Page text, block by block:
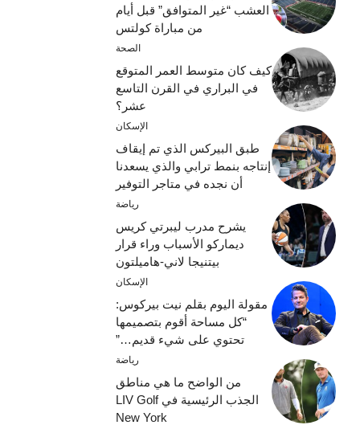
العشب “غير المتوافق” قبل أيام
من مباراة كولتس
الصحة
كيف كان متوسط ​​العمر المتوقع
في البراري في القرن التاسع
عشر؟
الإسكان
طبق البيركس الذي تم إيقاف
إنتاجه بنمط ترابي والذي يسعدنا
أن نجده في متاجر التوفير
رياضة
يشرح مدرب ليبرتي كريس
ديماركو الأسباب وراء قرار
بيتنيجا لاني-هاميلتون
الإسكان
مقولة اليوم بقلم نيت بيركوس:
“كل مساحة أقوم بتصميمها
تحتوي على شيء قديم…”
رياضة
من الواضح ما هي مناطق
الجذب الرئيسية في LIV Golf
New York